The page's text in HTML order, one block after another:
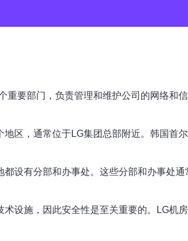
重要部门，负责管理和维护公司的网络
地区，通常位于LG集团总部附近。韩国
都设有分部和办事处。这些分部和办事处
术设施，因此安全性是至关重要的。LG